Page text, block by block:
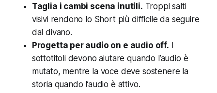
Taglia i cambi scena inutili. Troppi salti
visivi rendono lo Short più difficile da seguire
dal divano.
Progetta per audio on e audio off. I
sottotitoli devono aiutare quando l’audio è
mutato, mentre la voce deve sostenere la
storia quando l’audio è attivo.